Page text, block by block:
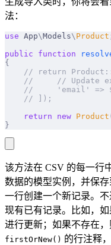
法：
use App\Models\ Product
public function
{
// return
//     // Update
//     'email' =>
    // ]);
    return
new Product
}
该方法在 CSV 的每一行
数据的模型实例，并保
一行创建一个新记录。
现有已有记录。比如，
进行更新；如果不存在
firstOrNew() 的行注释